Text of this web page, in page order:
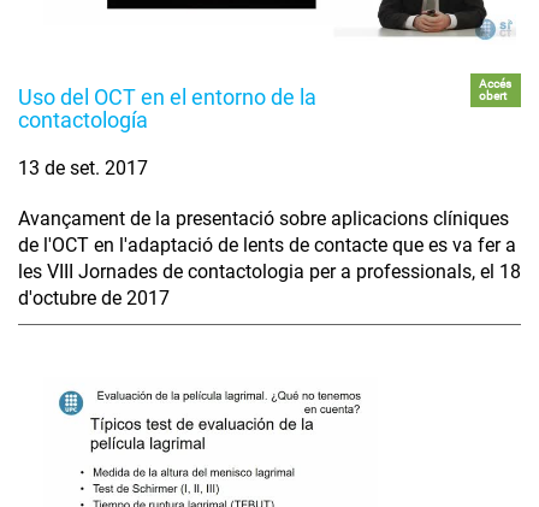
Uso del OCT en el entorno de la
contactología
Accés
obert
13 de set. 2017
Avançament de la presentació sobre aplicacions clíniques
de l'OCT en l'adaptació de lents de contacte que es va fer a
les VIII Jornades de contactologia per a professionals, el 18
d'octubre de 2017